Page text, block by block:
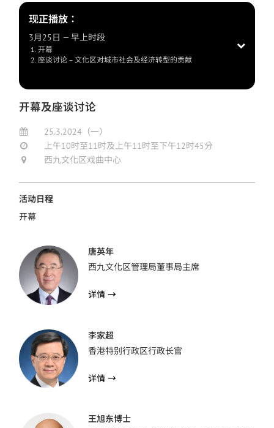
现正播放：
3月25日 — 早上时段
开幕
座谈讨论 – 文化区对城市社会及经济转型的贡献
开幕及座谈讨论
25.3.2024（一）
上午10时至11时及上午11时至下午12时45分
西九文化区戏曲中心
活动日程
开幕
唐英年
西九文化区管理局董事局主席
详情 →
李家超
香港特别行政区行政长官
详情 →
王旭东博士